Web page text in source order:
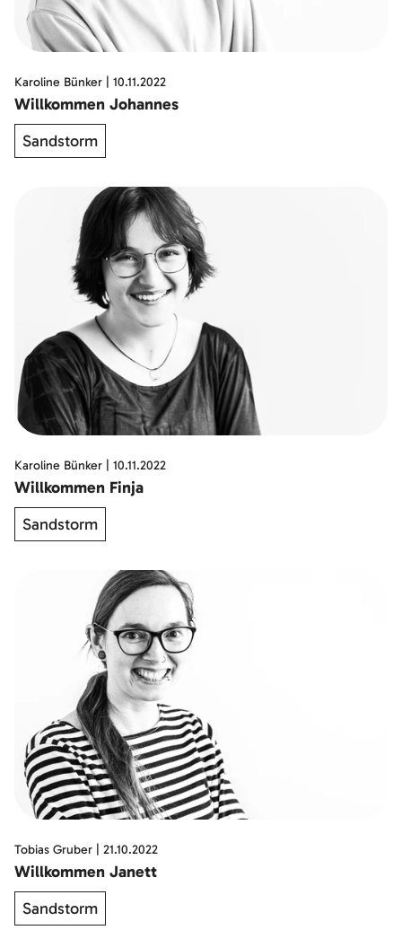
Karoline Bünker 10.11.2022
Willkommen Johannes
Sandstorm
Karoline Bünker 10.11.2022
Willkommen Finja
Sandstorm
Tobias Gruber 21.10.2022
Willkommen Janett
Sandstorm